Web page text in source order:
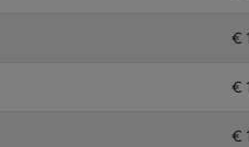
€
€
€